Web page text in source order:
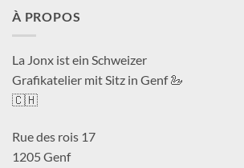
À PROPOS
La Jonx ist ein Schweizer
Grafikatelier mit Sitz in Genf 🦢
🇨🇭
Rue des rois 17
1205 Genf